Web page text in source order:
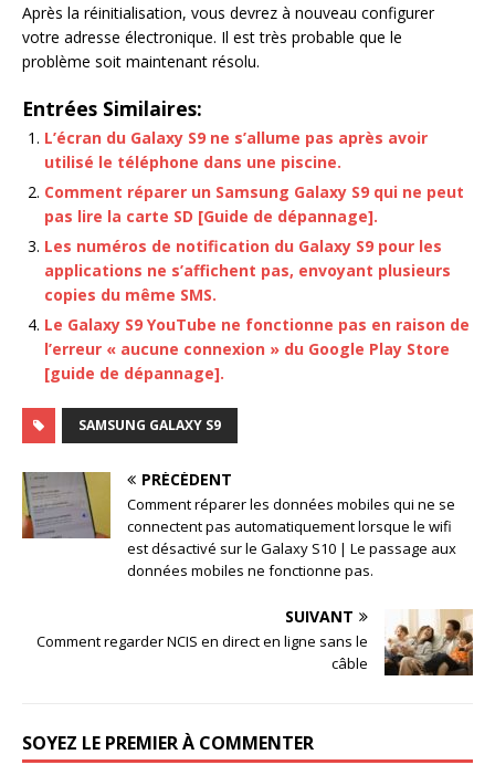
Après la réinitialisation, vous devrez à nouveau configurer
votre adresse électronique. Il est très probable que le
problème soit maintenant résolu.
Entrées Similaires:
L’écran du Galaxy S9 ne s’allume pas après avoir
utilisé le téléphone dans une piscine.
Comment réparer un Samsung Galaxy S9 qui ne peut
pas lire la carte SD [Guide de dépannage].
Les numéros de notification du Galaxy S9 pour les
applications ne s’affichent pas, envoyant plusieurs
copies du même SMS.
Le Galaxy S9 YouTube ne fonctionne pas en raison de
l’erreur « aucune connexion » du Google Play Store
[guide de dépannage].
SAMSUNG GALAXY S9
PRÉCÉDENT
Comment réparer les données mobiles qui ne se
connectent pas automatiquement lorsque le wifi
est désactivé sur le Galaxy S10 | Le passage aux
données mobiles ne fonctionne pas.
SUIVANT
Comment regarder NCIS en direct en ligne sans le
câble
SOYEZ LE PREMIER À COMMENTER